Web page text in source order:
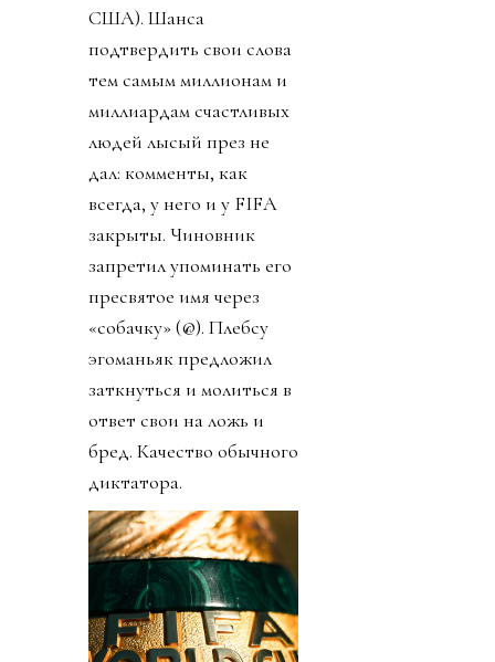
США). Шанса
подтвердить свои слова
тем самым миллионам и
миллиардам счастливых
людей лысый през не
дал: комменты, как
всегда, у него и у FIFA
закрыты. Чиновник
запретил упоминать его
пресвятое имя через
«собачку» (@). Плебсу
эгоманьяк предложил
заткнуться и молиться в
ответ свои на ложь и
бред. Качество обычного
диктатора.